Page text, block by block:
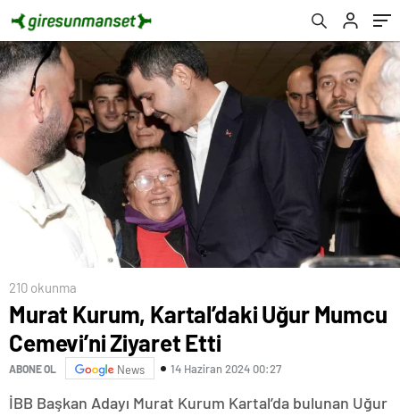
210 okunma
Murat Kurum, Kartal’daki Uğur Mumcu
Cemevi’ni Ziyaret Etti
ABONE OL News 14 Haziran 2024 00:27
İBB Başkan Adayı Murat Kurum Kartal’da bulunan Uğur